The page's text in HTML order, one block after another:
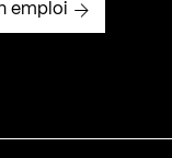
emploi